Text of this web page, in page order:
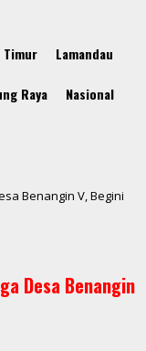
Timur Lamandau
Raya Nasional
Benangin V, Begini
Desa Benangin